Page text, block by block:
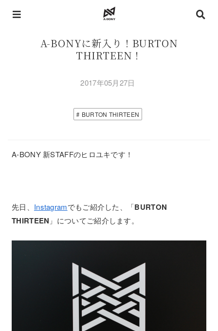
A-BONYに新入り！BURTON
THIRTEEN！
2017年05月27日
BURTON THIRTEEN
A-BONY 新STAFFのヒロユキです！
先日、 Instagramでもご紹介した、「BURTON
THIRTEEN 」についてご紹介します。